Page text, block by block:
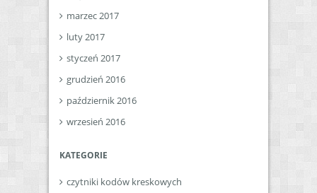
marzec 2017
luty 2017
styczeń 2017
grudzień 2016
październik 2016
wrzesień 2016
KATEGORIE
czytniki kodów kreskowych